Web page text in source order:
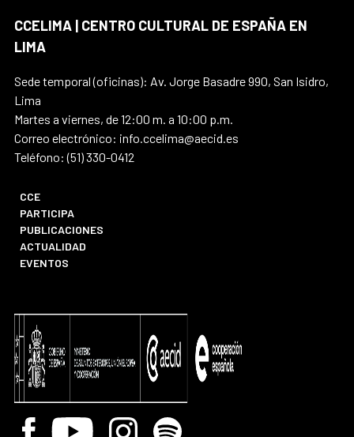
CCELIMA | CENTRO CULTURAL DE ESPAÑA EN
LIMA
Sede temporal (oficinas): Av. Jorge Basadre 990, San Isidro,
Lima
Martes a viernes, de 12:00 m. a 10:00 p.m.
Correo electrónico: info.ccelima@aecid.es
Teléfono: (51) 330-0412
CCE
PARTICIPA
PUBLICACIONES
ACTUALIDAD
EVENTOS
Facebook
Youtube InstagramSpotify